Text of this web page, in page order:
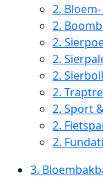
2.
2.
2.
2.
2.
2.
2. Sport
2.
2.
3.